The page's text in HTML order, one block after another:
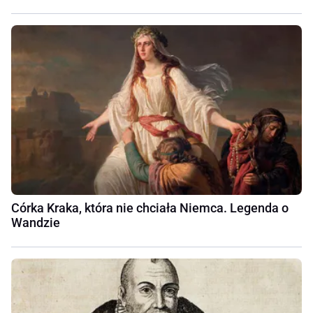
Córka Kraka, która nie chciała Niemca. Legenda o
Wandzie